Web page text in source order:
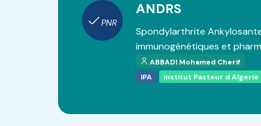
PNR
ANDRS
Spondylarthrite
immunogénétiques et
ABBADI Mohamed Cherif
IPA
institut Pasteur d Algerie